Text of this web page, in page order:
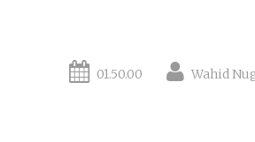
01.50.00 Wahid